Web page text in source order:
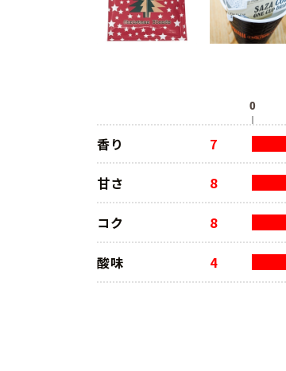
香り 7
甘さ 8
コク 8
酸味 4